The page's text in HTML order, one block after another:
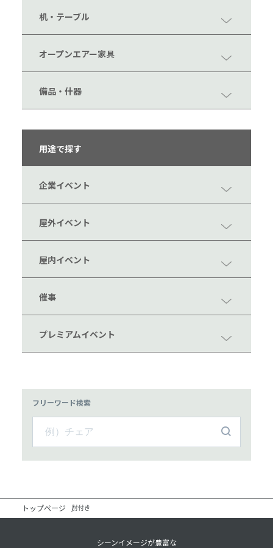
机・テーブル
オープンエアー家具
備品・什器
用途で探す
企業イベント
屋外イベント
屋内イベント
催事
プレミアムイベント
フリーワード検索
トップページ 肘付き
シーンイメージが豊富な